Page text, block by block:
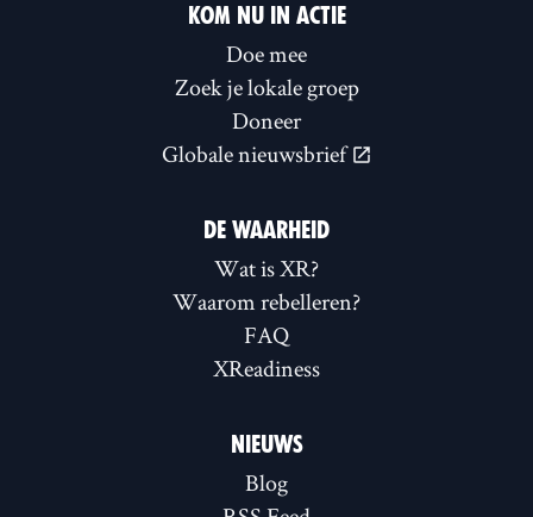
KOM NU IN ACTIE
Doe mee
Zoek je lokale groep
Doneer
Globale nieuwsbrief
DE WAARHEID
Wat is XR?
Waarom rebelleren?
FAQ
XReadiness
NIEUWS
Blog